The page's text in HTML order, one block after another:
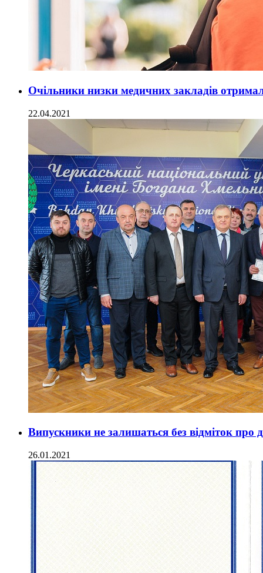
Очільники низки медичних закладів
22.04.2021
Випускники не залишаться без відміток про
26.01.2021